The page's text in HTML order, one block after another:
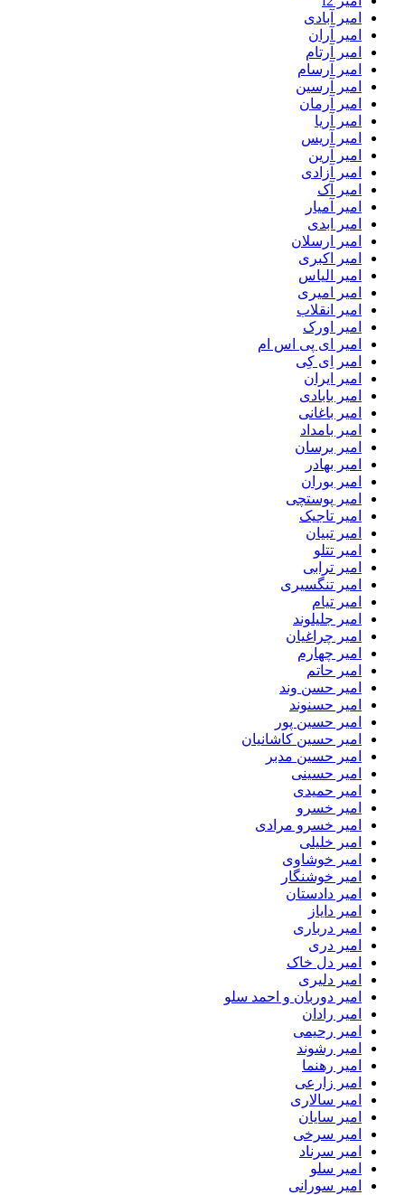
امیر آبادی
امیر آران
امیر آرتام
امیر آرسام
امیر آرسین
امیر آرمان
امیر آریا
امیر آریس
امیر آرین
امیر آزادی
امیر آک
امیر آمیار
امیر ابدی
امیر ارسلان
امیر اکبری
امیر الیاس
امیر امیری
امیر انقلاب
امیر اورک
امیر ای پی اس ام
امیر اِی کِی
امیر ایران
امیر بابادی
امیر باغانی
امیر بامداد
امیر برسان
امیر بهادر
امیر بوران
امیر پوستچی
امیر تاجیک
امیر تبیان
امیر تتلو
امیر ترابی
امیر تنگسیری
امیر تیام
امیر جلیلوند
امیر چراغیان
امیر چهارم
امیر حاتم
امیر حسن وند
امیر حسنوند
امیر حسین پور
امیر حسین کاشانیان
امیر حسین مدبر
امیر حسینی
امیر حمیدی
امیر خسرو
امیر خسرو مرادی
امیر خلیلی
امیر خوشاوی
امیر خوشنگار
امیر دادستان
امیر دایاز
امیر درباری
امیر دری
امیر دل خاک
امیر دلیری
امیر دوربان و احمد سلو
امیر رادان
امیر رحیمی
امیر رشوند
امیر رهنما
امیر زارعی
امیر سالاری
امیر سایان
امیر سرخی
امیر سرناد
امیر سلو
امیر سورانی